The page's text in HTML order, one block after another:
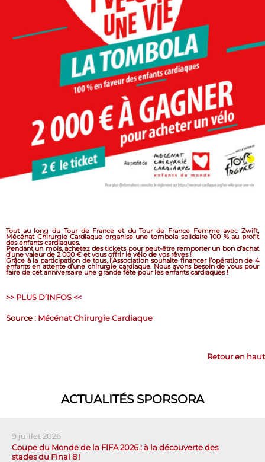
Tout au long du Tour de France et du Tour de France Femme avec Zwift,
Mécénat Chirurgie Cardiaque organise une tombola solidaire 100 % au profit
des enfants cardiaques.
Pendant un mois, achetez des tickets pour peut-être remporter un bon d’achat
d’une valeur de 2 000 € et vous offrir le vélo de vos rêves !
Grâce à la participation de tous, l’Association souhaite financer l’opération de 4
enfants en attente d’une chirurgie cardiaque. Nous avons besoin de vous pour
faire de cet anniversaire une grande fête pour les enfants cardiaques !
>> PLUS D’INFOS <<
Source : Mécénat Chirurgie Cardiaque
Retour en haut
ACTUALITÉS SPORSORA
9 juillet 2026
Coupe du Monde de la FIFA 2026 : à la découverte des
stades du Final 8 !